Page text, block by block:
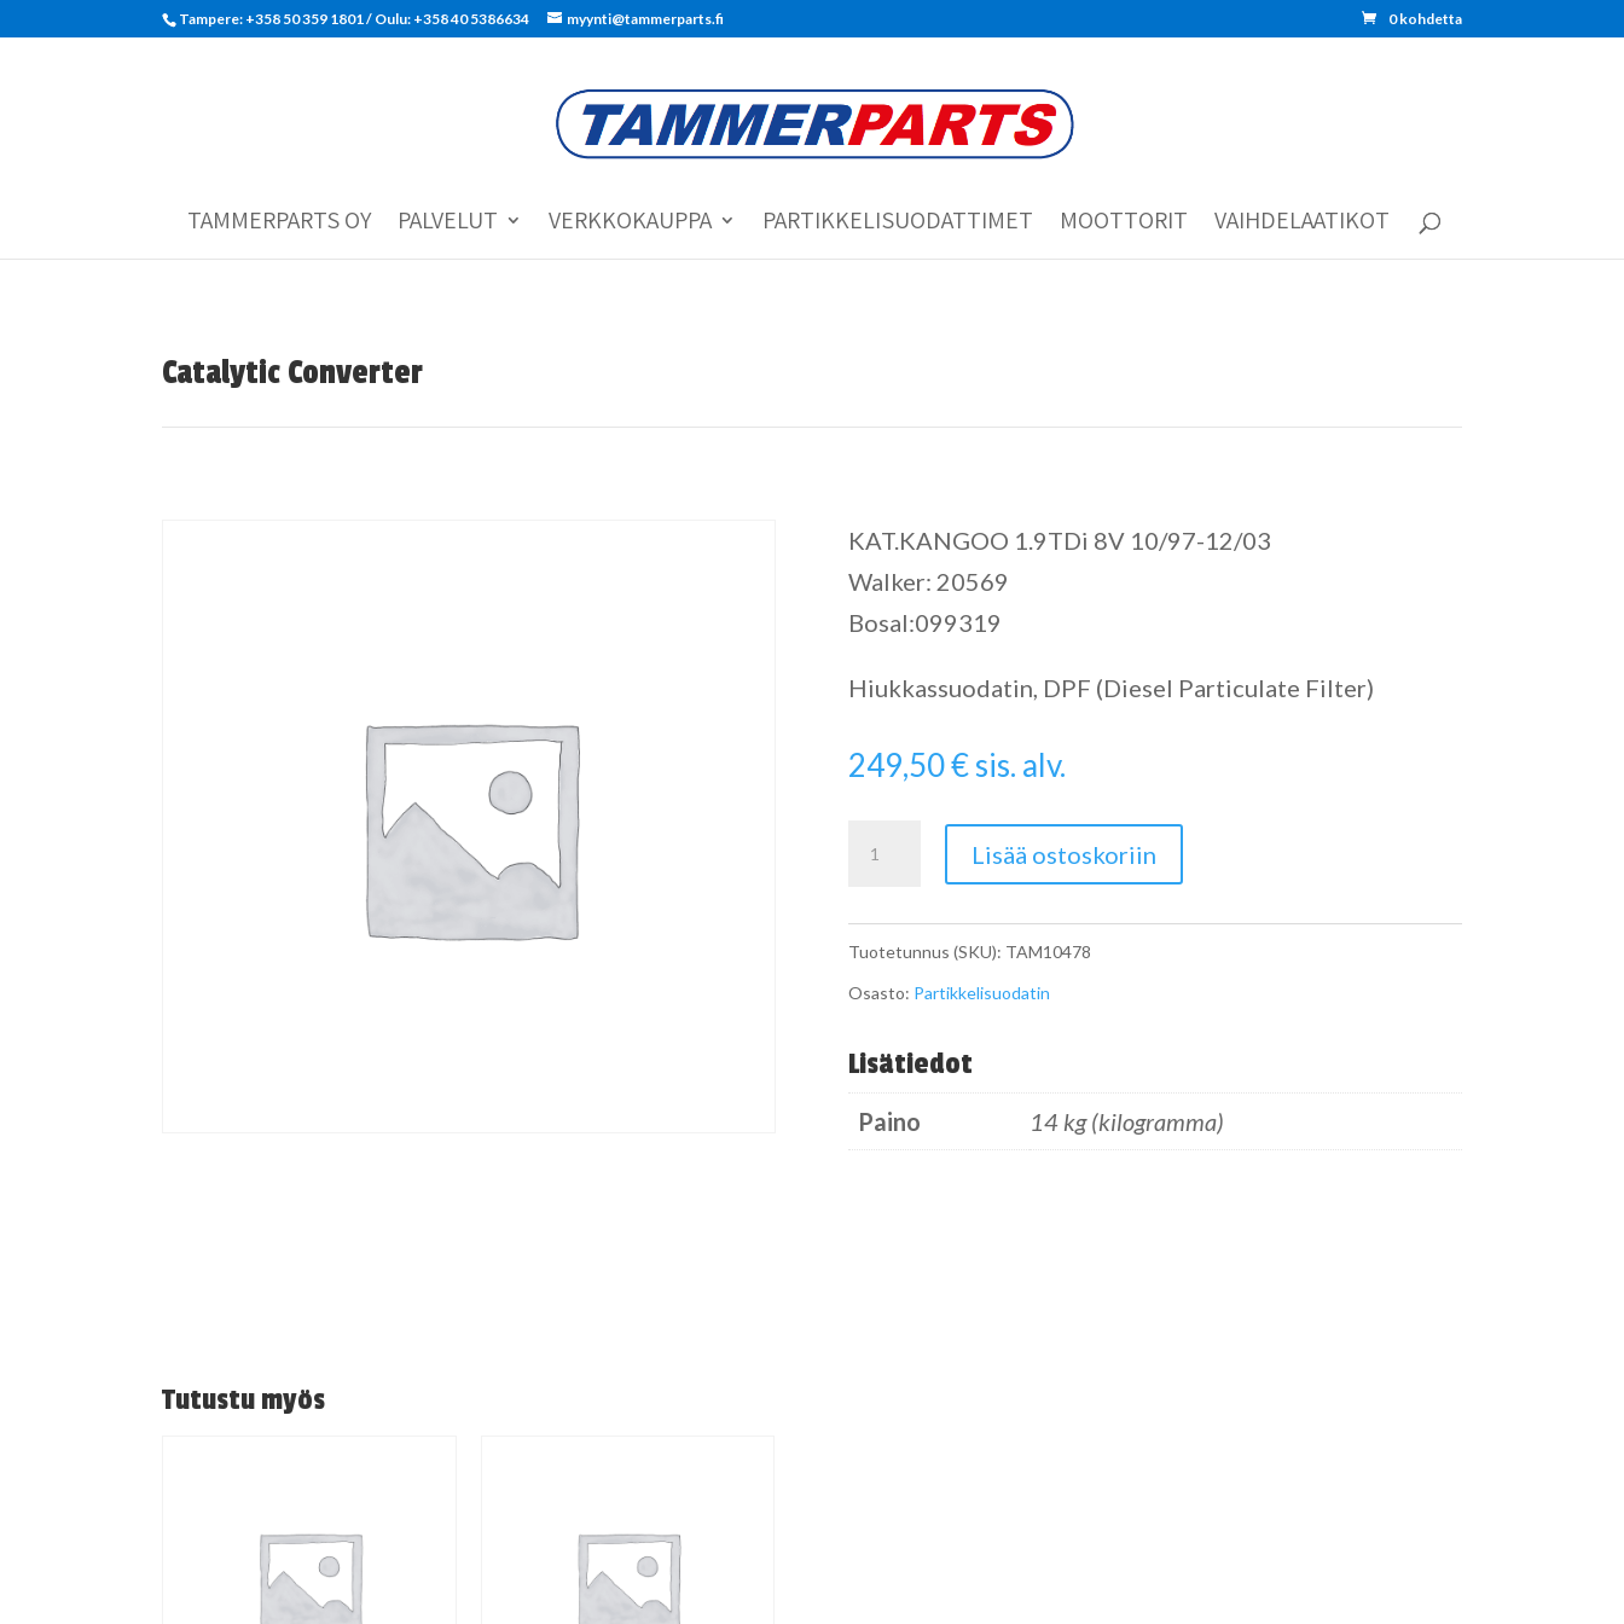
Tampere: +358 50 359 1801‬ / Oulu: +358 40 5386634 myynti@tammerparts.fi 0 kohdetta
TAMMERPARTS OY PALVELUT VERKKOKAUPPA PARTIKKELISUODATTIMET MOOTTORIT VAIHDELAATIKOT
Catalytic Converter
KAT.KANGOO 1.9TDi 8V 10/97-12/03
Walker: 20569
Bosal:099319
Hiukkassuodatin, DPF (Diesel Particulate Filter)
249,50€ sis. alv.
Converter
määrä
Lisää ostoskoriin
Tuotetunnus (SKU): TAM10478
Osasto: Partikkelisuodatin
Lisätiedot
Paino 14 kg (kilogramma)
Tutustu myös